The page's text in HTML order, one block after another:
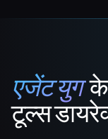
That AI
एजेंट युगके
टूल्स